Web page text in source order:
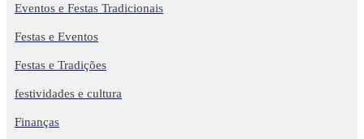
Eventos e Festas Tradicionais
Festas e Eventos
Festas e Tradições
festividades e cultura
Finanças